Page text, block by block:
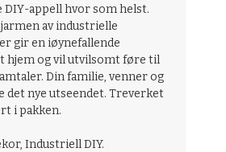
appell hvor som helst.
av industrielle
gir en iøynefallende
hjem og vil utvilsomt føre til
Din familie, venner og
det nye utseendet. Treverket
i pakken.
Industriell DIY.